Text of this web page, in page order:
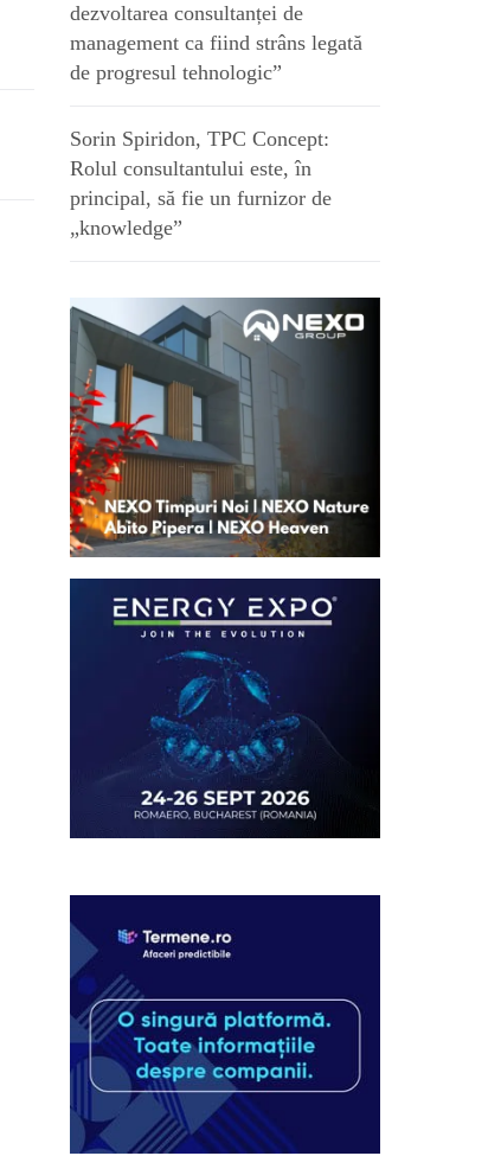
dezvoltarea consultanței de
management ca fiind strâns legată
de progresul tehnologic”
Sorin Spiridon, TPC Concept:
Rolul consultantului este, în
principal, să fie un furnizor de
„knowledge”